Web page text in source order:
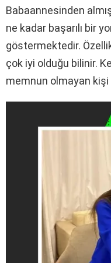
Babaannesinden
ne kadar başarılı bir
göstermektedir.
çok iyi olduğu bilinir.
memnun olmayan kişi